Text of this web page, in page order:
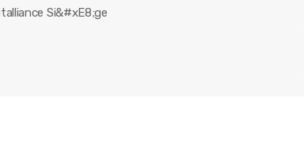
Si&#xE8;ge